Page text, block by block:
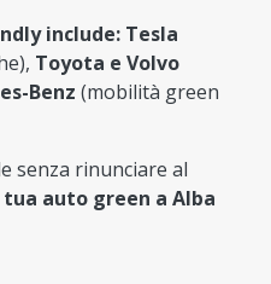
include: Tesla
Toyota e Volvo
Benz (mobilità green
senza rinunciare al
auto green a Alba